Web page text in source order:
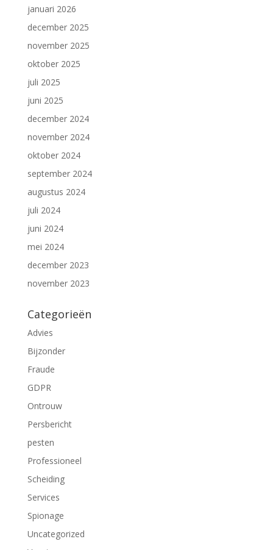
januari 2026
december 2025
november 2025
oktober 2025
juli 2025
juni 2025
december 2024
november 2024
oktober 2024
september 2024
augustus 2024
juli 2024
juni 2024
mei 2024
december 2023
november 2023
Categorieën
Advies
Bijzonder
Fraude
GDPR
Ontrouw
Persbericht
pesten
Professioneel
Scheiding
Services
Spionage
Uncategorized